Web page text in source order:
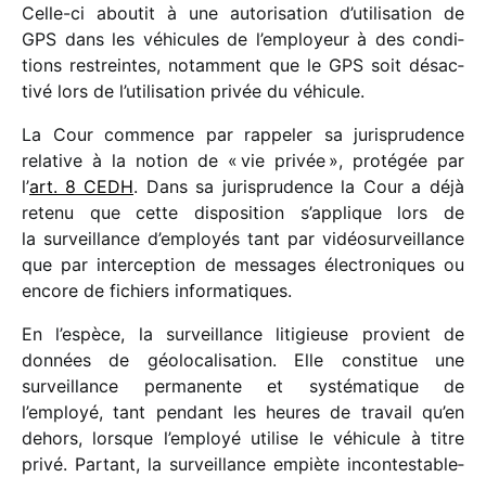
Celle-ci abou­tit à une auto­ri­sa­tion d’utilisation de
GPS dans les véhi­cules de l’employeur à des condi­
tions restreintes, notam­ment que le GPS soit désac­
tivé lors de l’utilisation privée du véhicule.
La Cour commence par rappe­ler sa juris­pru­dence
rela­tive à la notion de « vie privée », proté­gée par
l’art. 8 CEDH. Dans sa juris­pru­dence la Cour a déjà
retenu que cette dispo­si­tion s’applique lors de
la surveillance d’employés tant par vidéo­sur­veillance
que par inter­cep­tion de messages élec­tro­niques ou
encore de fichiers informatiques.
En l’espèce, la surveillance liti­gieuse provient de
données de géolo­ca­li­sa­tion. Elle consti­tue une
surveillance perma­nente et systé­ma­tique de
l’employé, tant pendant les heures de travail qu’en
dehors, lorsque l’employé utilise le véhi­cule à titre
privé. Partant, la surveillance empiète incon­tes­ta­ble­